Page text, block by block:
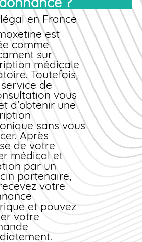
et traçabilité
médicaments
de
agréés par
Nationale de
du
(ANSM).
lot est
et traçable.
de
et le
des conditions
optimales
avec les
physiques
le
peut
de 20 à
en France
est
comme
sur
médicale
Toutefois,
de
vous
d'obtenir une
sans vous
Après
de votre
médical et
par un
partenaire,
votre
et pouvez
votre